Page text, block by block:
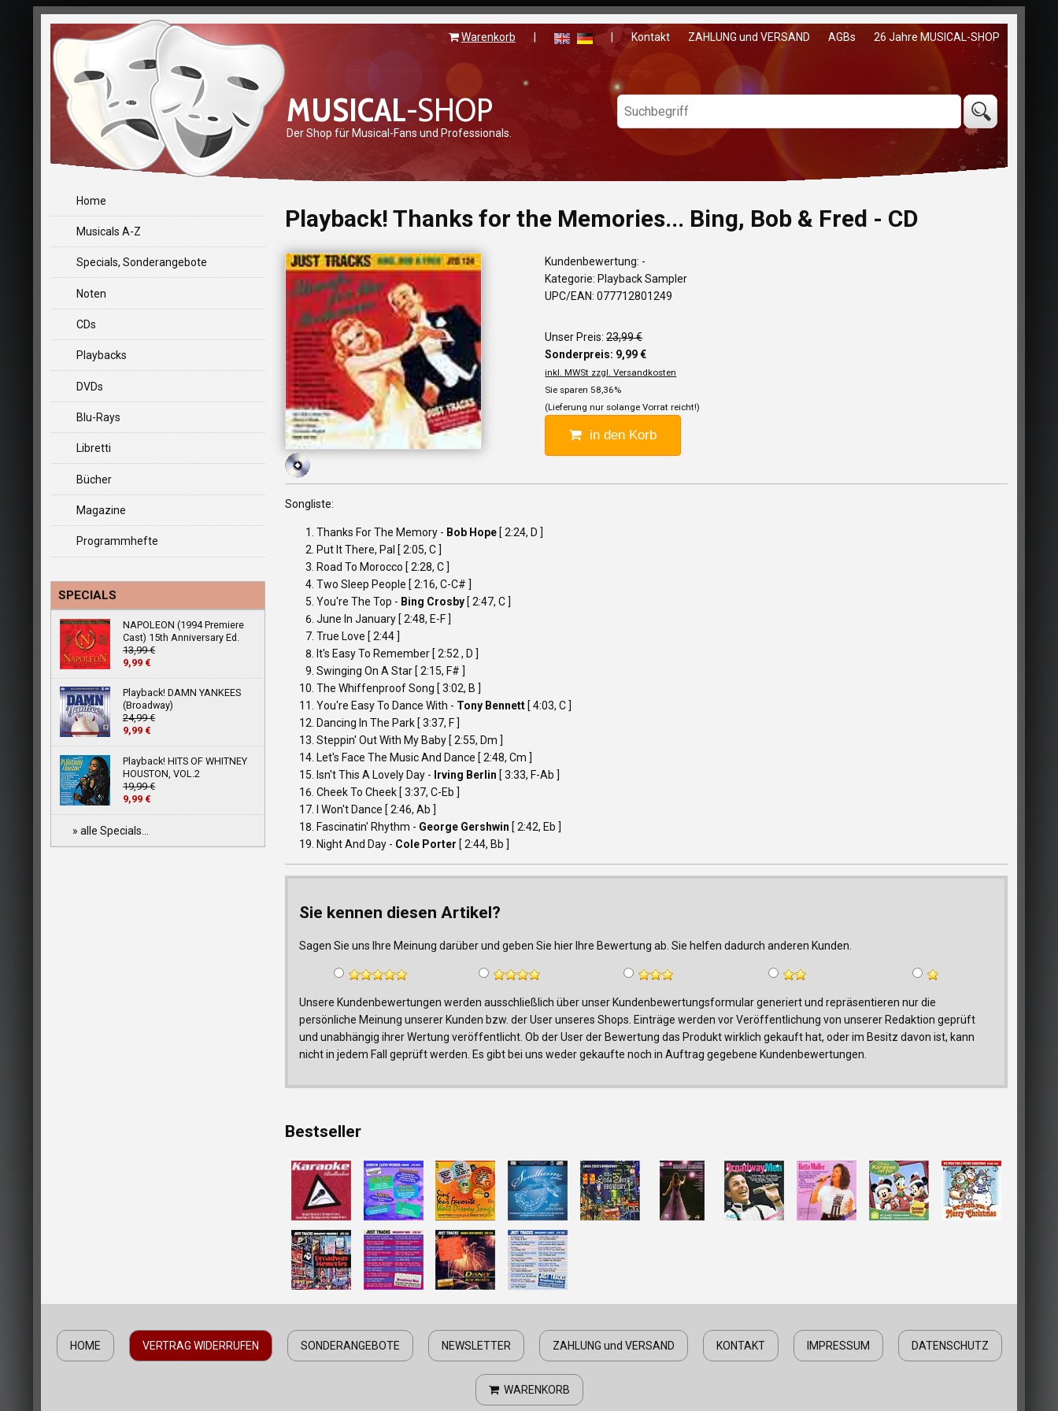
MUSICAL-SHOP
Warenkorb Kontakt ZAHLUNG und VERSAND AGBs 26 Jahre MUSICAL-SHOP
Der Shop für Musical-Fans und Professionals.
Home
Musicals A-Z
Specials, Sonderangebote
Noten
CDs
Playbacks
DVDs
Blu-Rays
Libretti
Bücher
Magazine
Programmhefte
SPECIALS
NAPOLEON (1994 Premiere
Cast) 15th Anniversary Ed.
13,99 €
9,99 €
Playback! DAMN YANKEES
(Broadway)
24,99 €
9,99 €
Playback! HITS OF WHITNEY
HOUSTON, VOL.2
19,99 €
9,99 €
» alle Specials...
Playback! Thanks for the Memories... Bing, Bob & Fred - CD
Kundenbewertung: -
Kategorie: Playback Sampler
UPC/EAN: 077712801249
Unser Preis:23,99 €
Sonderpreis: 9,99 €
inkl. MWSt zzgl. Versandkosten
Sie sparen 58,36%
(Lieferung nur solange Vorrat reicht!)
in den Korb
Songliste:
Thanks For The Memory - Bob Hope [ 2:24, D ]
Put It There, Pal [ 2:05, C ]
Road To Morocco [ 2:28, C ]
Two Sleep People [ 2:16, C-C# ]
You're The Top - Bing Crosby [ 2:47, C ]
June In January [ 2:48, E-F ]
True Love [ 2:44 ]
It's Easy To Remember [ 2:52 , D ]
Swinging On A Star [ 2:15, F# ]
The Whiffenproof Song [ 3:02, B ]
You're Easy To Dance With - Tony Bennett [ 4:03, C ]
Dancing In The Park [ 3:37, F ]
Steppin' Out With My Baby [ 2:55, Dm ]
Let's Face The Music And Dance [ 2:48, Cm ]
Isn't This A Lovely Day - Irving Berlin [ 3:33, F-Ab ]
Cheek To Cheek [ 3:37, C-Eb ]
I Won't Dance [ 2:46, Ab ]
Fascinatin' Rhythm - George Gershwin [ 2:42, Eb ]
Night And Day - Cole Porter [ 2:44, Bb ]
Sie kennen diesen Artikel?
Sagen Sie uns Ihre Meinung darüber und geben Sie hier Ihre Bewertung ab. Sie helfen dadurch anderen Kunden.
Unsere Kundenbewertungen werden ausschließlich über unser Kundenbewertungsformular generiert und repräsentieren nur die
persönliche Meinung unserer Kunden bzw. der User unseres Shops. Einträge werden vor Veröffentlichung von unserer Redaktion geprüft
und unabhängig ihrer Wertung veröffentlicht. Ob der User der Bewertung das Produkt wirklich gekauft hat, oder im Besitz davon ist, kann
nicht in jedem Fall geprüft werden. Es gibt bei uns weder gekaufte noch in Auftrag gegebene Kundenbewertungen.
Bestseller
HOME VERTRAG WIDERRUFEN SONDERANGEBOTE NEWSLETTER ZAHLUNG und VERSAND KONTAKT IMPRESSUM DATENSCHUTZ
WARENKORB